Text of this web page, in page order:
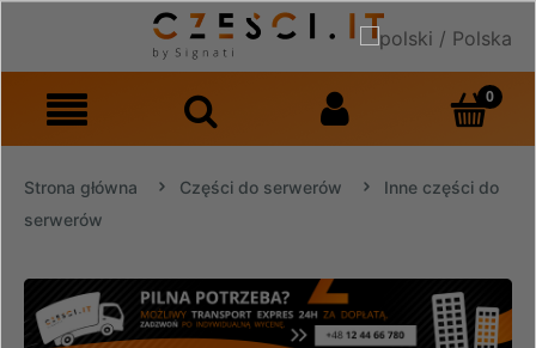
Strona główna Części do serwerów
Inne części do
serwerów